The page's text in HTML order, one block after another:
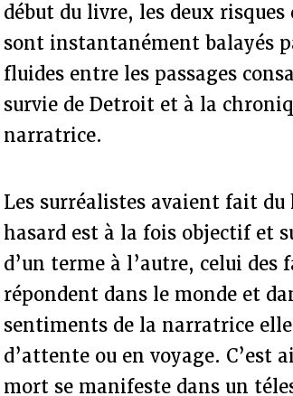
début du livre, les deux
sont instantanément balayés
fluides entre les passages
survie de Detroit et à la
narratrice.
Les surréalistes avaient fait
hasard est à la fois objectif et
d’un terme à l’autre, celui
répondent dans le monde et
sentiments de la narratrice
d’attente ou en voyage. C’est
mort se manifeste dans un